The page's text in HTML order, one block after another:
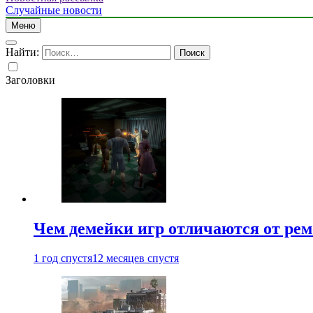
Случайные новости
Меню
Найти:
Заголовки
Чем демейки игр отличаются от
1 год спустя12 месяцев спустя